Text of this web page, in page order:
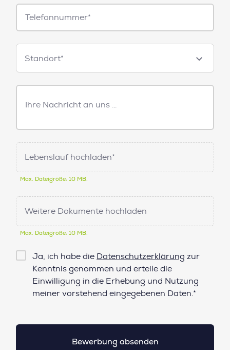
Telefonnummer
Standorte
Standort*
Freitext
Nachricht
Lebenslauf hochladen*
Max. Dateigröße: 10 MB.
Weitere Dokumente hochladen
Max. Dateigröße: 10 MB.
Checkbox
Datenschutz*
Ja, ich habe die Datenschutzerklärung zur
Kenntnis genommen und erteile die
Einwilligung in die Erhebung und Nutzung
meiner vorstehend eingegebenen Daten.*